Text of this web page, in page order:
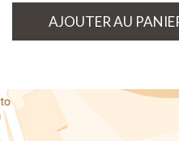
AJOUTER AU